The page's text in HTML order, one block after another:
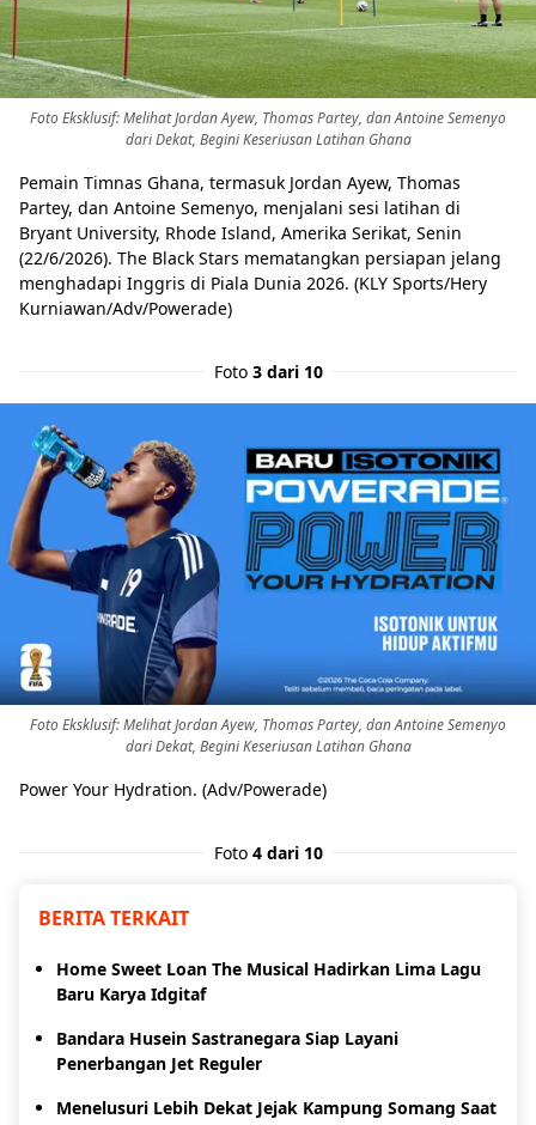
Foto Eksklusif: Melihat Jordan Ayew, Thomas Partey, dan Antoine Semenyo
dari Dekat, Begini Keseriusan Latihan Ghana
Pemain Timnas Ghana, termasuk Jordan Ayew, Thomas
Partey, dan Antoine Semenyo, menjalani sesi latihan di
Bryant University, Rhode Island, Amerika Serikat, Senin
(22/6/2026). The Black Stars mematangkan persiapan jelang
menghadapi Inggris di Piala Dunia 2026. (KLY Sports/Hery
Kurniawan/Adv/Powerade)
Foto 3 dari 10
Foto Eksklusif: Melihat Jordan Ayew, Thomas Partey, dan Antoine Semenyo
dari Dekat, Begini Keseriusan Latihan Ghana
Power Your Hydration. (Adv/Powerade)
Foto 4 dari 10
BERITA TERKAIT
Home Sweet Loan The Musical Hadirkan Lima Lagu
Baru Karya Idgitaf
Bandara Husein Sastranegara Siap Layani
Penerbangan Jet Reguler
Menelusuri Lebih Dekat Jejak Kampung Somang Saat